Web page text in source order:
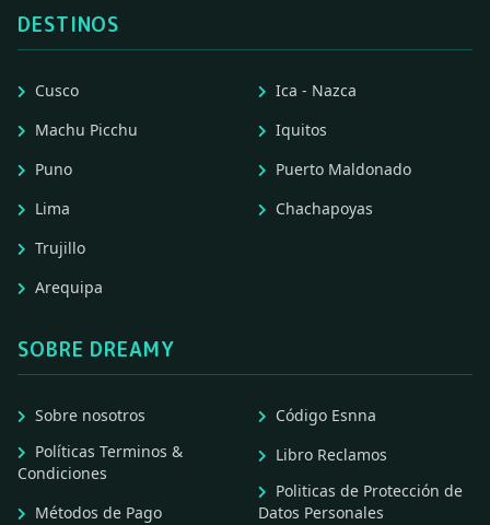
DESTINOS
Cusco
Machu Picchu
Puno
Lima
Trujillo
Arequipa
Ica - Nazca
Iquitos
Puerto Maldonado
Chachapoyas
SOBRE DREAMY
Sobre nosotros
Políticas Terminos &
Condiciones
Métodos de Pago
Código Esnna
Libro Reclamos
Politicas de Protección de
Datos Personales